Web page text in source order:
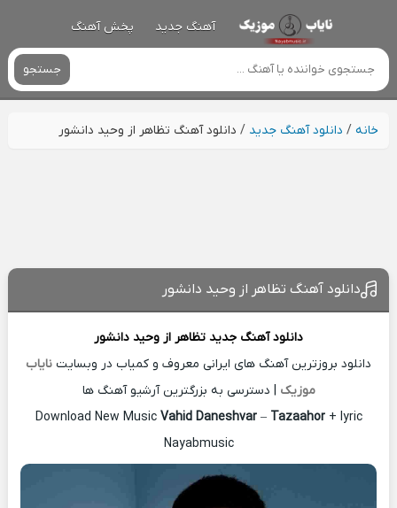
آهنگ جدید پخش آهنگ
جستجو
خانه/ دانلود آهنگ جدید / دانلود آهنگ تظاهر از وحید دانشور
دانلود آهنگ تظاهر از وحید دانشور
دانلود آهنگ جدید تظاهر از وحید دانشور
دانلود بروزترین آهنگ های ایرانی معروف و کمیاب در وبسایت نایاب
موزیک | دسترسی به بزرگترین آرشیو آهنگ ها
Download New Music Vahid Daneshvar– Tazaahor+ lyric
Nayabmusic